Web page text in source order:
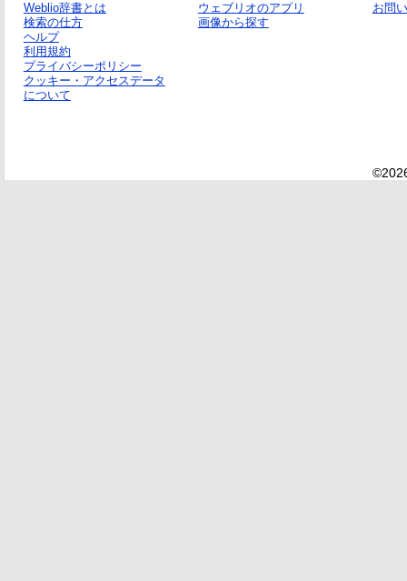
Weblio辞書とは
検索の仕方
ヘルプ
利用規約
プライバシーポリシー
クッキー・アクセスデータ
について
ウェブリオのアプリ
画像から探す
お問